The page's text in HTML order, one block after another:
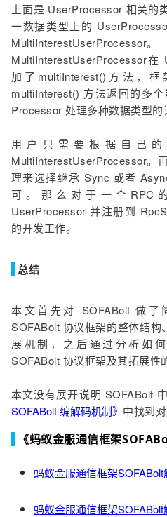
上面是 UserProcessor 相关的
一数据类型上的
MultiInterestUserProcessor。
MultiInterestUserProcessor
加了multiInterest()方法，
multiInterest() 方法返回的多
Processor 处理多种数据类型的
用户只需要根据自己
MultiInterestUserProcessor。
理来选择继承 Sync 或者
可。那么对于一个RPC
UserProcessor 并注册到
的开发工作。
总结
本文首先对 SOFABolt 做
SOFABolt 协议框架的整体结
展机制，之后通过分析如
SOFABolt 协议框架及其拓展性
本文没有展开说明 SOFABolt
SOFABolt 编解码机制》 中找到对
《蚂蚁金服通信框架
蚂蚁金服通信框架
蚂蚁金服通信框架